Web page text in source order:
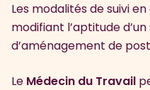
Les modalités de suivi
modifiant l’aptitude
d’aménagement de
Le Médecin du Travail